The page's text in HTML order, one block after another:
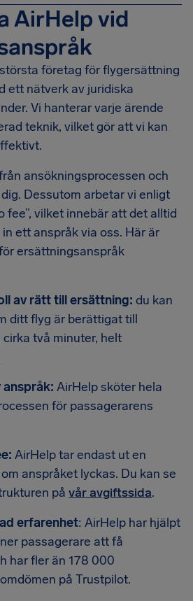
AirHelp vid
företag för flygersättning
ett nätverk av juridiska
Vi hanterar varje ärende
teknik, vilket gör att vi kan
ansökningsprocessen och
Dessutom arbetar vi enligt
fee”, vilket innebär att det alltid
ett anspråk via oss. Här är
ersättningsanspråk
av rätt till ersättning: du kan
ditt flyg är berättigat till
två minuter, helt
anspråk: AirHelp sköter hela
för passagerarens
AirHelp tar endast ut en
anspråket lyckas. Du kan se
på vår avgiftssida.
erfarenhet: AirHelp har hjälpt
passagerare att få
har fler än 178 000
på Trustpilot.